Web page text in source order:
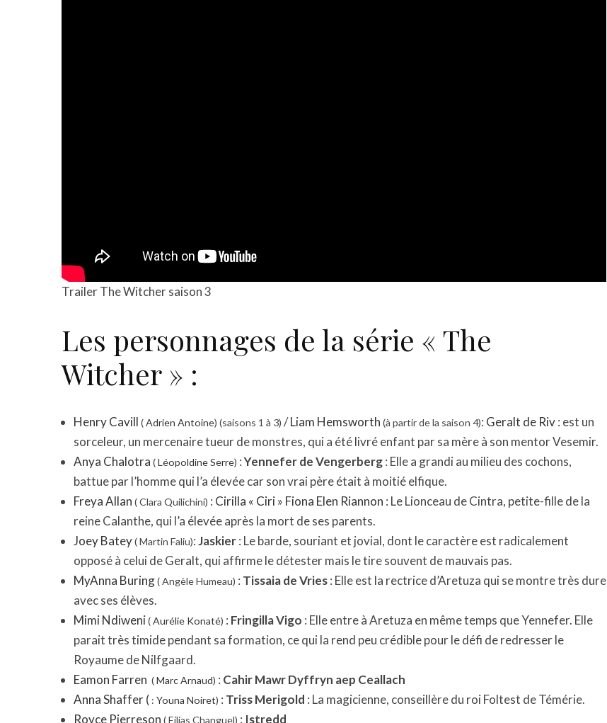
Trailer The Witcher saison 3
Les personnages de la série « The
Witcher » :
Henry Cavill (Adrien Antoine) (saisons 1 à 3) /Liam Hemsworth (à partir de la saison 4): Geralt de Riv: est un
sorceleur, un mercenaire tueur de monstres, qui a été livré enfant par sa mère à son mentor Vesemir.
Anya Chalotra (Léopoldine Serre) :Yennefer de Vengerberg: Elle a grandi au milieu des cochons,
battue par l’homme qui l’a élevée car son vrai père était à moitié elfique.
Freya Allan ( Clara Quilichini) : Cirilla « Ciri » Fiona Elen Riannon : Le Lionceau de Cintra, petite-fille de la
reine Calanthe, qui l’a élevée après la mort de ses parents.
Joey Batey( Martin Faliu):Jaskier: Le barde, souriant et jovial, dont le caractère est radicalement
opposé à celui de Geralt, qui affirme le détester mais le tire souvent de mauvais pas.
MyAnna Buring( Angèle Humeau) : Tissaia de Vries: Elle est la rectrice d’Aretuza qui se montre très dure
avec ses élèves.
Mimi Ndiweni(Aurélie Konaté) : Fringilla Vigo : Elle entre à Aretuza en même temps que Yennefer. Elle
parait très timide pendant sa formation, ce qui la rend peu crédible pour le défi de redresser le
Royaume de Nilfgaard.
Eamon Farren (Marc Arnaud) : Cahir Mawr Dyffryn aep Ceallach
Anna Shaffer( : Youna Noiret) : Triss Merigold : La magicienne, conseillère du roi Foltest de Témérie.
Royce Pierreson ( Eilias Changuel) : Istredd